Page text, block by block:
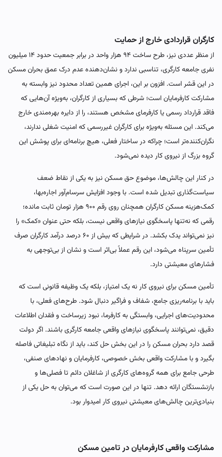
کارگران قراردادی خارج از حمایت
از منظر عددی نیز، طرح ساخت ۹۴ هزار واحد در برابر جمعیت حدود ۱۴ میلیون
نفری جامعه کارگری، تناسبی ندارد و نشان‌دهنده عدم درک عمق بحران مسکن
در این قشر است. افزون بر این، اجرای همین تعداد محدود نیز وابسته به
مشارکت کارفرمایان است؛ شرطی که بسیاری از کارگران، به‌ویژه آن‌هایی که
فاقد قرارداد رسمی یا کارفرمای مشخص هستند، را از دایره بهره‌مندی خارج
می‌کند. این مسئله به‌ویژه برای کارگران غیررسمی که امنیت شغلی ندارند،
نگران‌کننده‌تر است؛ چراکه در ساختار فعلی، هیچ برنامه‌ای برای پوشش این
گروه بزرگ از نیروی کار دیده نمی‌شود.
در کنار این چالش‌ها، موضوع حق مسکن نیز به یکی از نقاط ضعف
سیاست‌گذاری تبدیل شده است. با وجود افزایش سرسام‌آور اجاره‌بها،
کمک‌هزینه مسکن کارگران همچنان روی رقم ۹۰۰ هزار تومان ثابت مانده؛
رقمی که نه‌تنها پاسخگوی نیازهای واقعی نیست، بلکه حتی عنوان «کمک» را
نیز نمی‌تواند یدک بکشد. در شرایطی که بیش از ۶۰ درصد درآمد کارگران صرف
تأمین سرپناه می‌شود، این رقم عملاً بی‌اثر است و نشان از بی‌توجهی به
فشارهای معیشتی دارد.
تأمین مسکن برای نیروی کار نه یک امتیاز، بلکه یک وظیفه قانونی است که
باید با برنامه‌ریزی جامع، شفاف و فراگیر دنبال شود. طرح‌های فعلی، با
محدودیت‌های اجرایی، وابستگی به کارفرما، نبود زیرساخت و فقدان اطلاعات
دقیق، نمی‌توانند پاسخگوی نیازهای واقعی جامعه کارگری باشند. اگر دولت
قصد دارد بحران مسکن را در این بخش حل کند، باید از نگاه تبلیغاتی فاصله
بگیرد و با مشارکت واقعی بخش خصوصی، کارفرمایان و نهادهای صنفی،
طرحی جامع برای همه گروه‌های کارگری از شاغلان دائم تا فصلی‌ها و
بازنشستگان ارائه دهد. تنها در این صورت است که می‌توان به حل یکی از
بنیادی‌ترین چالش‌های معیشتی نیروی کار امیدوار بود.
مشارکت واقعی کارفرمایان در تامین مسکن